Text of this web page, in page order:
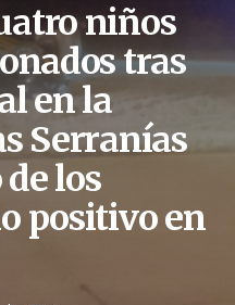
niños
tras
en la
Serranías
los
positivo en